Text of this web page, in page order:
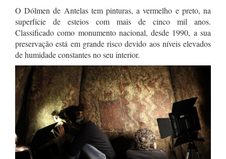
O Dólmen de Antelas tem pinturas, a vermelho e preto, na
superfície de esteios com mais de cinco mil anos.
Classificado como monumento nacional, desde 1990, a sua
preservação está em grande risco devido aos níveis elevados
de humidade constantes no seu interior.